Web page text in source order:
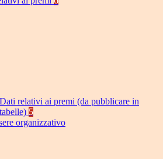
Dati relativi ai premi (da pubblicare in
tabelle) 5
organizzativo